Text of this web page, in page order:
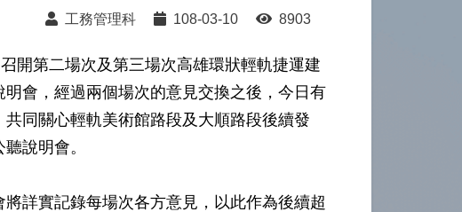
工務管理科 108-03-10 8903
開第二場次及第三場次高雄環狀輕軌捷運建
會，經過兩個場次的意見交換之後，今日有
同關心輕軌美術館路段及大順路段後續發
說明會。
詳實記錄每場次各方意見，以此作為後續超